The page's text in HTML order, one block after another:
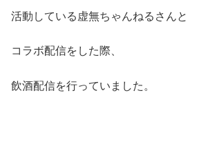
活動している虚無ちゃんねるさんと
コラボ配信をした際、
飲酒配信を行っていました。